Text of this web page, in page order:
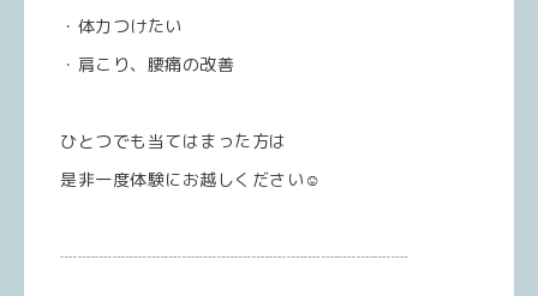
・体力つけたい
・肩こり、腰痛の改善
ひとつでも当てはまった方は
是非一度体験にお越しください☺️
┈┈┈┈┈┈┈┈┈┈┈┈┈┈┈┈┈┈┈┈